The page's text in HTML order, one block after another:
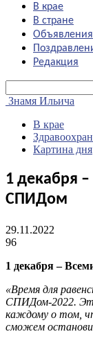
В крае
В стране
Объявления
Редакция
Знамя Ильича
В крае
Картина дня
1 декабря
СПИДом
29.11.2022
96
1 декабря –
«Время для
СПИДом-2022.
каждому о том,
сможем